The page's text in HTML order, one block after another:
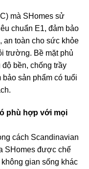
mà SHomes sử
chuẩn E1, đảm bảo
an toàn cho sức khỏe
trường. Bề mặt phủ
bền, chống trầy
sản phẩm có tuổi
phù hợp với mọi
cách Scandinavian
SHomes được chế
gian sống khác